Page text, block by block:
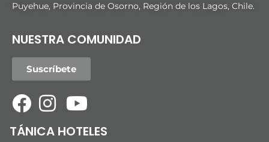
Puyehue, Provincia de Osorno, Región de los Lagos, Chile.
NUESTRA COMUNIDAD
Suscríbete
TÁNICA HOTELES